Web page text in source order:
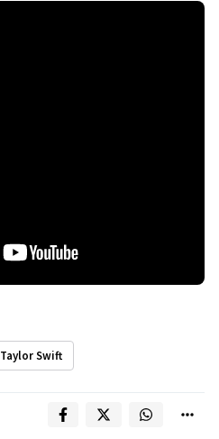
Taylor Swift